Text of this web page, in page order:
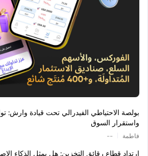
بولصة الاحتياطي الفيدرالي تحت قيادة وارش:
واستقرار السوق
فاطمة --
ارتداد قطاع رقائق التخزين: هل يمثل الذكاء